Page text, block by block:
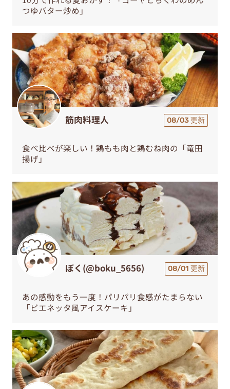
つゆバター炒め」
筋肉料理人 08/03 更新
食べ比べが楽しい！鶏もも肉と鶏むね肉の「竜田
揚げ」
ぼく(@boku_5656) 08/01 更新
あの感動をもう一度！パリパリ食感がたまらない
「ビエネッタ風アイスケーキ」